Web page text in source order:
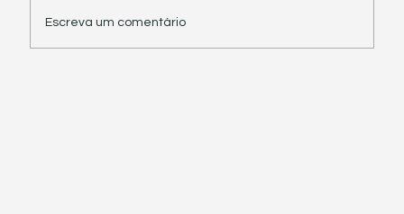
Escreva um comentário